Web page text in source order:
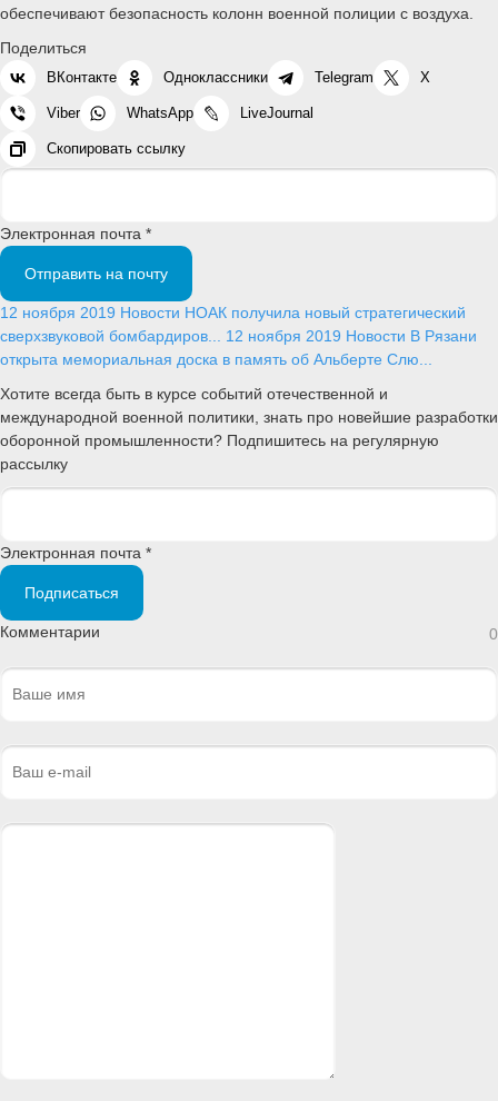
обеспечивают безопасность колонн военной полиции с воздуха.
Поделиться
ВКонтакте Одноклассники Telegram X
Viber WhatsApp LiveJournal
Скопировать ссылку
Электронная почта *
Отправить на почту
12 ноября 2019 Новости НОАК получила новый стратегический
сверхзвуковой бомбардиров... 12 ноября 2019 Новости В Рязани
открыта мемориальная доска в память об Альберте Слю...
Хотите всегда быть в курсе событий отечественной и
международной военной политики, знать про новейшие разработки
оборонной промышленности? Подпишитесь на регулярную
рассылку
Электронная почта *
Подписаться
Комментарии 0